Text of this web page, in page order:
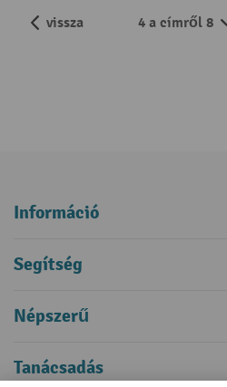
vissza 4 a címről 8
Információ
Segítség
Népszerű
Tanácsadás